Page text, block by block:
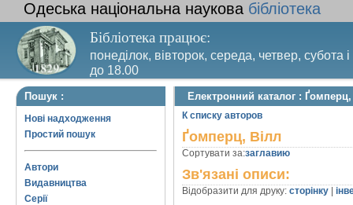
Одеська національна наукова бібліотека
Бібліотека працює:
понеділок, вівторок, середа, четвер, субота
до 18.00
Вихідний день – п’ятниця. Останній четвер
Пошук :
Нові надходження
Простий пошук
Автори
Видавництва
Серії
Електронний каталог :
К списку авторов
Ґомперц, Вілл
Сортувати за:заглавию
Зв'язані описи:
Відобразити для друку: сторінку